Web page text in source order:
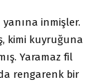
inmişler.
kimi kuyruğuna
Yaramaz fil
rengarenk bir